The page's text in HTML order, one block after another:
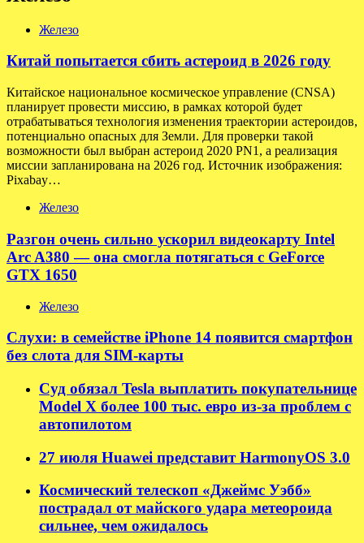
Железо
Китай попытается сбить астероид в 2026 году
Китайское национальное космическое управление (CNSA)
планирует провести миссию, в рамках которой будет
отрабатываться технология изменения траектории астероидов,
потенциально опасных для Земли. Для проверки такой
возможности был выбран астероид 2020 PN1, а реализация
миссии запланирована на 2026 год. Источник изображения:
Pixabay…
Железо
Разгон очень сильно ускорил видеокарту Intel
Arc A380 — она смогла потягаться с GeForce
GTX 1650
Железо
Слухи: в семействе iPhone 14 появится смартфон
без слота для SIM-карты
Суд обязал Tesla выплатить покупательнице
Model X более 100 тыс. евро из-за проблем с
автопилотом
27 июля Huawei представит HarmonyOS 3.0
Космический телескоп «Джеймс Уэбб»
пострадал от майского удара метеороида
сильнее, чем ожидалось